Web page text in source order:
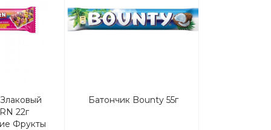
22г
Фрукты
Батончик Bounty 55г